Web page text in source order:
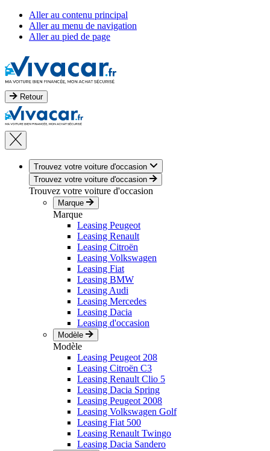
Aller au contenu principal
Aller au menu de navigation
Aller au pied de page
Retour
Trouvez votre voiture d'occasion
Trouvez votre voiture d'occasion
Trouvez votre voiture d'occasion
Marque
Marque
Leasing Peugeot
Leasing Renault
Leasing Citroën
Leasing Volkswagen
Leasing Fiat
Leasing BMW
Leasing Audi
Leasing Mercedes
Leasing Dacia
Leasing d'occasion
Modèle
Modèle
Leasing Peugeot 208
Leasing Citroën C3
Leasing Renault Clio 5
Leasing Dacia Spring
Leasing Peugeot 2008
Leasing Volkswagen Golf
Leasing Fiat 500
Leasing Renault Twingo
Leasing Dacia Sandero